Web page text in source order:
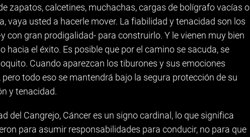
zapatos, calcetines, muchachas, cargas de bolígrafo vacías o
vaya usted a hacerle mover. La fiabilidad y tenacidad son los
con gran prodigalidad- para construirlo. Y le vienen muy bien
hacia el éxito. Es posible que por el camino se sacuda, se
Cuando aparezcan los tiburones y sus emociones
todo eso se mantendrá bajo la segura protección de su
y tenacidad.
del Cangrejo, Cáncer es un signo cardinal, lo que significa
para asumir responsabilidades para conducir, no para que